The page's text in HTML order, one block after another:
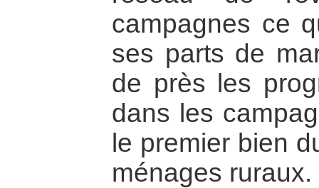
campagnes ce
ses parts de
de près les
dans les
le premier bien
ménages ruraux.